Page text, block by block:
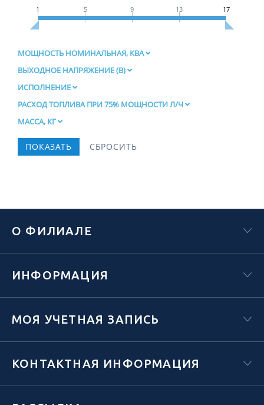
1 5 9 13 17
МОЩНОСТЬ НОМИНАЛЬНАЯ, КВА
ВЫХОДНОЕ НАПРЯЖЕНИЕ (В)
ИСПОЛНЕНИЕ
РАСХОД ТОПЛИВА ПРИ 75% МОЩНОСТИ Л/Ч
МАССА, КГ
О ФИЛИАЛЕ
ИНФОРМАЦИЯ
МОЯ УЧЕТНАЯ ЗАПИСЬ
КОНТАКТНАЯ ИНФОРМАЦИЯ